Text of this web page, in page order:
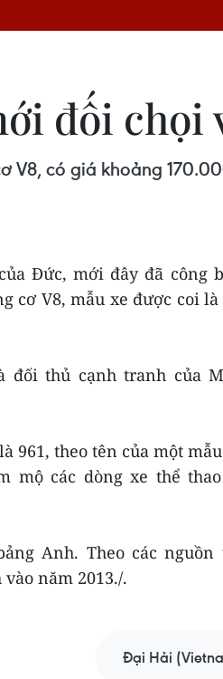
đối chọi
V8, có giá khoảng
Đức, mới đây đã công
cơ V8, mẫu xe được coi
đối thủ cạnh tranh của
961, theo tên của một
mộ các dòng xe thể
Anh. Theo các
năm 2013./.
Đại Hải